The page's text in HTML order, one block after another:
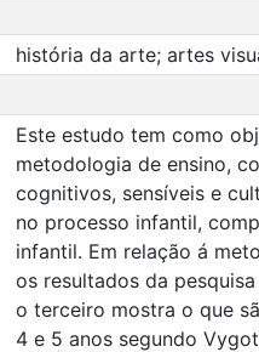
história da arte; artes
Este estudo tem como
metodologia de ensino,
cognitivos, sensíveis e
no processo infantil,
infantil. Em relação á
os resultados da
o terceiro mostra o que
4 e 5 anos segundo